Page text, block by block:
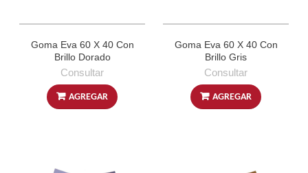
Goma Eva 60 X 40 Con
Brillo Dorado
Consultar
AGREGAR
Goma Eva 60 X 40 Con
Brillo Gris
Consultar
AGREGAR